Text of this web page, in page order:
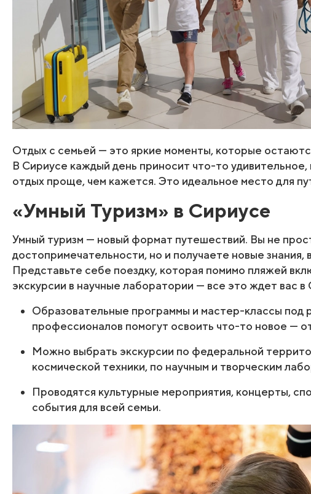
Отдых с семьей — это яркие моменты, которые
В Сириусе каждый день приносит что-то удивительное,
отдых проще, чем кажется. Это идеальное место для
«Умный Туризм» в Сириусе
Умный туризм — новый формат путешествий. Вы не
достопримечательности, но и получаете новые знания,
Представьте себе поездку, которая помимо пляжей
экскурсии в научные лаборатории — все это ждет вас в
Образовательные программы и мастер-классы под
профессионалов помогут освоить что-то новое —
Можно выбрать экскурсии по федеральной
космической техники, по научным и творческим
Проводятся культурные мероприятия, концерты,
события для всей семьи.